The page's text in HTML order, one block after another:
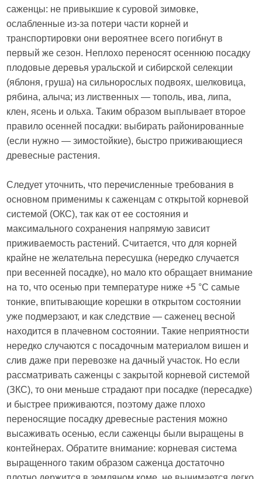
саженцы: не привыкшие к суровой зимовке,
ослабленные из-за потери части корней и
транспортировки они вероятнее всего погибнут в
первый же сезон. Неплохо переносят осеннюю посадку
плодовые деревья уральской и сибирской селекции
(яблоня, груша) на сильнорослых подвоях, шелковица,
рябина, алыча; из лиственных — тополь, ива, липа,
клен, ясень и ольха. Таким образом выплывает второе
правило осенней посадки: выбирать районированные
(если нужно — зимостойкие), быстро приживающиеся
древесные растения.
Следует уточнить, что перечисленные требования в
основном применимы к саженцам с открытой корневой
системой (ОКС), так как от ее состояния и
максимального сохранения напрямую зависит
приживаемость растений. Считается, что для корней
крайне не желательна пересушка (нередко случается
при весенней посадке), но мало кто обращает внимание
на то, что осенью при температуре ниже +5 °C самые
тонкие, впитывающие корешки в открытом состоянии
уже подмерзают, и как следствие — саженец весной
находится в плачевном состоянии. Такие неприятности
нередко случаются с посадочным материалом вишен и
слив даже при перевозке на дачный участок. Но если
рассматривать саженцы с закрытой корневой системой
(ЗКС), то они меньше страдают при посадке (пересадке)
и быстрее приживаются, поэтому даже плохо
переносящие посадку древесные растения можно
высаживать осенью, если саженцы были выращены в
контейнерах. Обратите внимание: корневая система
выращенного таким образом саженца достаточно